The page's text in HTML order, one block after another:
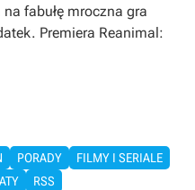
fabułę mroczna gra
Premiera Reanimal:
PORADY
FILMY I SERIALE
RSS